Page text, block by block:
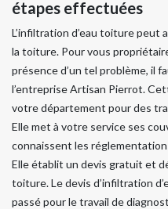
étapes effectuées
L’infiltration d’eau toiture peut
la toiture. Pour vous
présence d’un tel problème, il
l’entreprise Artisan Pierrot.
votre département pour des
Elle met à votre service ses
connaissent les
Elle établit un devis gratuit et
toiture. Le devis d’infiltration
passé pour le travail de